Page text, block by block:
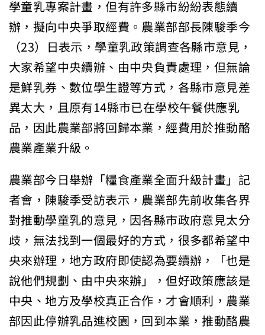
學童乳專案計畫，但有許多縣市紛紛表態續
辦，擬向中央爭取經費。農業部部長陳駿季今
（23）日表示，學童乳政策調查各縣市意見，
大家希望中央續辦、由中央負責處理，但無論
是鮮乳券、數位學生證等方式，各縣市意見差
異太大，且原有14縣市已在學校午餐供應乳
品，因此農業部將回歸本業，經費用於推動酪
農業產業升級。
農業部今日舉辦「糧食產業全面升級計畫」記
者會，陳駿季受訪表示，農業部先前收集各界
對推動學童乳的意見，因各縣市政府意見太分
歧，無法找到一個最好的方式，很多都希望中
央來辦理，地方政府即使認為要續辦，「也是
說他們規劃、由中央來辦」，但好政策應該是
中央、地方及學校真正合作，才會順利，農業
部因此停辦乳品進校園，回到本業，推動酪農